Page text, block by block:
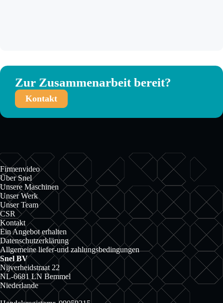
Zur Zusammenarbeit bereit?
Kontakt
Firmenvideo
Über Snel
Unsere Maschinen
Unser Werk
Unser Team
CSR
Kontakt
Ein Angebot erhalten
Datenschutzerklärung
Allgemeine liefer-und zahlungsbedingungen
Snel BV
Nijverheidstraat 22
NL-6681 LN Bemmel
Niederlande